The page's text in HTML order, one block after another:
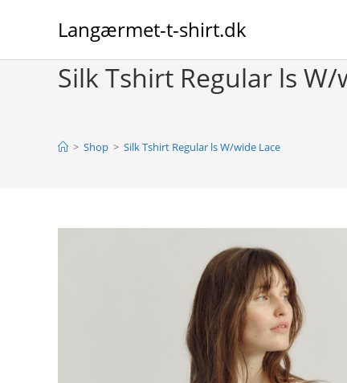
Langærmet-t-shirt.dk
Silk Tshirt Regular ls W/
> Shop > Silk Tshirt Regular ls W/wide Lace